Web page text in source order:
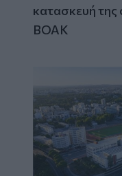
κατασκευή της
ΒΟΑΚ